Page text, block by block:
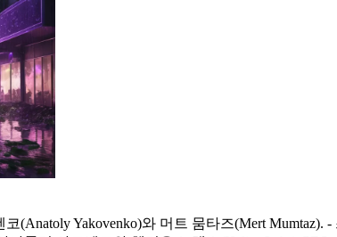
(Anatoly Yakovenko)와 머트 뭄타즈(Mert